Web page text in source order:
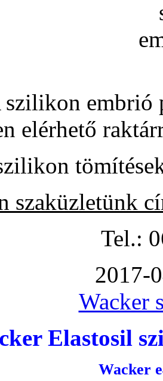
szilikon embrió
elérhető
szaküzletünk
Tel.:
2017-
Wacker
Elastosil
Wacker